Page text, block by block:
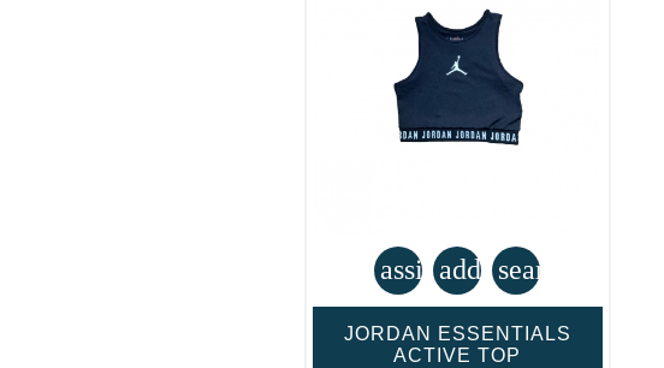
assignment
add_shopping_cart
search
JORDAN ESSENTIALS
ACTIVE TOP